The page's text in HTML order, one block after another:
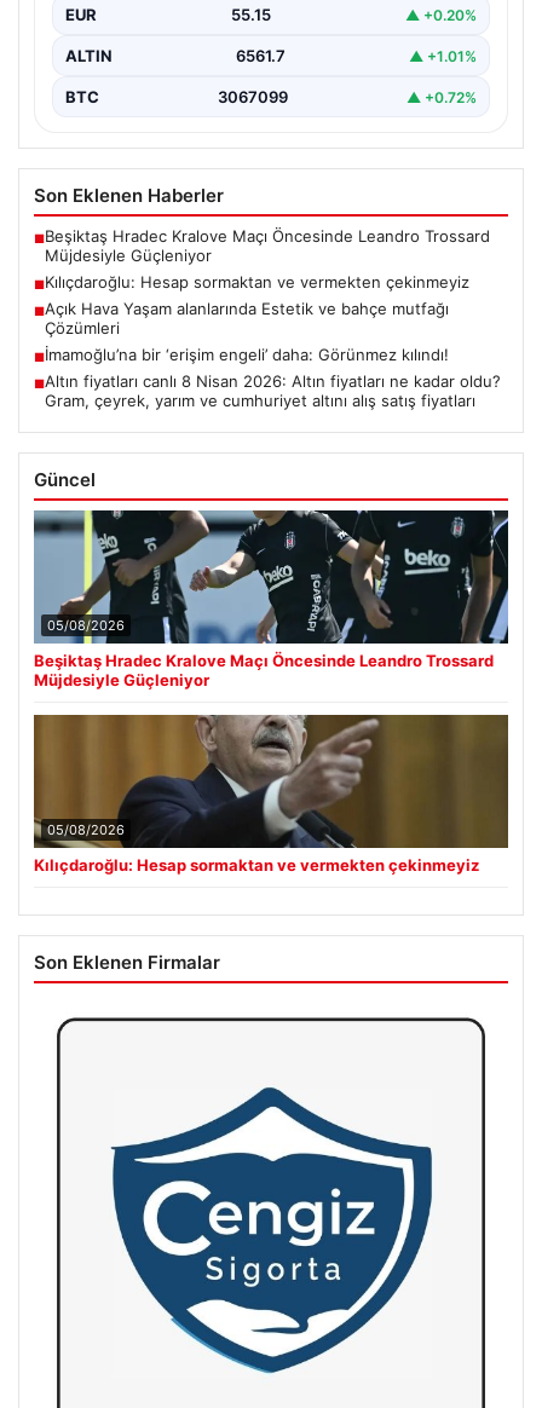
EUR 55.15 ▲ +0.20%
ALTIN 6561.7 ▲ +1.01%
BTC 3067099 ▲ +0.72%
Son Eklenen Haberler
■Beşiktaş Hradec Kralove Maçı Öncesinde Leandro Trossard
Müjdesiyle Güçleniyor
■Kılıçdaroğlu: Hesap sormaktan ve vermekten çekinmeyiz
■Açık Hava Yaşam alanlarında Estetik ve bahçe mutfağı
Çözümleri
■İmamoğlu’na bir ‘erişim engeli’ daha: Görünmez kılındı!
■Altın fiyatları canlı 8 Nisan 2026: Altın fiyatları ne kadar oldu?
Gram, çeyrek, yarım ve cumhuriyet altını alış satış fiyatları
Güncel
05/08/2026
Beşiktaş Hradec Kralove Maçı Öncesinde Leandro Trossard
Müjdesiyle Güçleniyor
05/08/2026
Kılıçdaroğlu: Hesap sormaktan ve vermekten çekinmeyiz
Son Eklenen Firmalar